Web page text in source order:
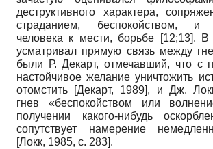
деструктивного характера,
страданием, беспокойством, и
человека к мести, борьбе [12;13]. В
усматривал прямую связь между
были Р. Декарт, отмечавший, что с
настойчивое желание уничтожить
отомстить
[Декарт, 1989], и Дж.
гнев «беспокойством или
получении какого-нибудь
сопутствует намерение
[Локк, 1985, с. 283].